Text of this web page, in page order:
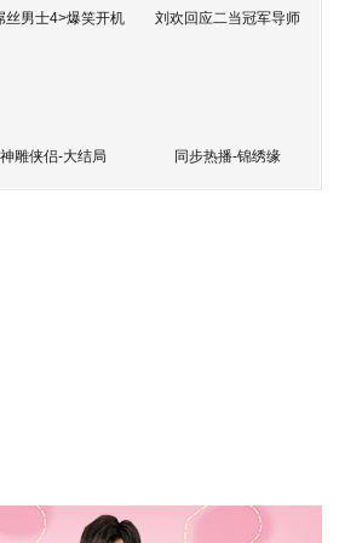
丝男士4>爆笑开机 刘欢回应二当冠军导师
神雕侠侣-大结局 同步热播-锦绣缘